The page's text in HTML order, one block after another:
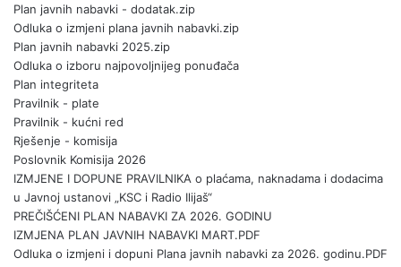
Plan javnih nabavki - dodatak.zip
Odluka o izmjeni plana javnih nabavki.zip
Plan javnih nabavki 2025.zip
Odluka o izboru najpovoljnijeg ponuđača
Plan integriteta
Pravilnik - plate
Pravilnik - kućni red
Rješenje - komisija
Poslovnik Komisija 2026
IZMJENE I DOPUNE PRAVILNIKA o plaćama, naknadama i dodacima
u Javnoj ustanovi „KSC i Radio Ilijaš“
PREČIŠĆENI PLAN NABAVKI ZA 2026. GODINU
IZMJENA PLAN JAVNIH NABAVKI MART.PDF
Odluka o izmjeni i dopuni Plana javnih nabavki za 2026. godinu.PDF